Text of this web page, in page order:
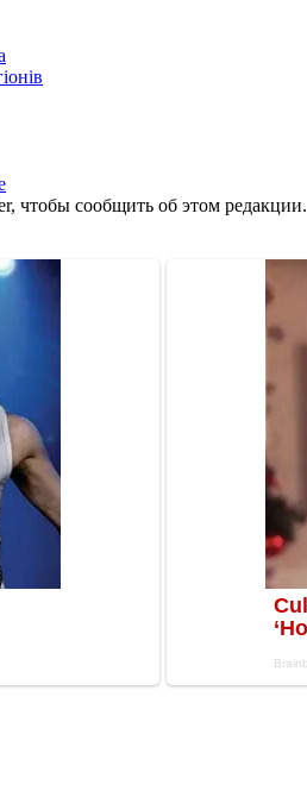
чтобы сообщить об этом редакции.